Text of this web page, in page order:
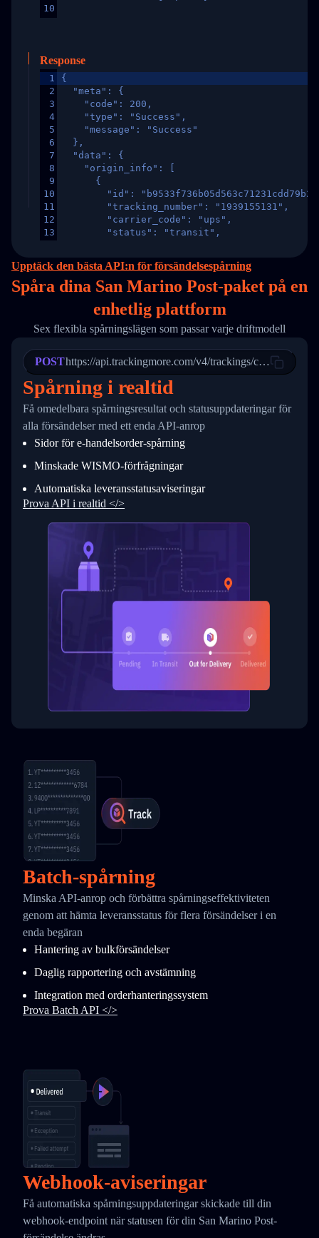
10
Response
1
2
3
4
5
6
7
8
9
10
11
12
13
16
17
21
22
23
24
25
27
28
29
31
33
34
{
  "meta": {
    "code": 200,
    "type": "Success",
    "message": "Success"
  },
  "data": {
    "origin_info": [
      {
"id":
        "tracking_number": "1939155131",
        "carrier_code": "ups",
        "status": "transit",
        "itemTimeLength": 2,
        "weblink": "",
        "trackinfo": [
          {
            "Date": "2017-03-08 04: 22: 00",
"StatusDescription": "Departed
"Details": "Departed Facility
          },
          {
            "Date": "2017-03-06 15:28:00",
"StatusDescription": "Shipment
"Details": "BEIJING-
          }
      }
  }
}
Upptäck den bästa API:n för försändelsespårning
Spåra dina San Marino Post-paket på en
enhetlig plattform
Sex flexibla spårningslägen som passar varje driftmodell
POSThttps://api.trackingmore.com/v4/trackings/create
Spårning i realtid
Få omedelbara spårningsresultat och statusuppdateringar för
alla försändelser med ett enda API-anrop
Sidor för e-handelsorder-spårning
Minskade WISMO-förfrågningar
Automatiska leveransstatusaviseringar
Prova API i realtid </>
Batch-spårning
Minska API-anrop och förbättra spårningseffektiviteten
genom att hämta leveransstatus för flera försändelser i en
enda begäran
Hantering av bulkförsändelser
Daglig rapportering och avstämning
Integration med orderhanteringssystem
Prova Batch API </>
Webhook-aviseringar
Få automatiska spårningsuppdateringar skickade till din
webhook-endpoint när statusen för din San Marino Post-